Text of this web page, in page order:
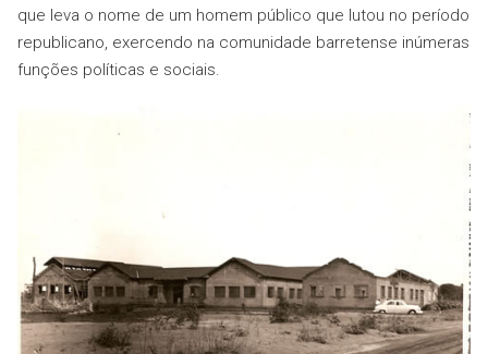
que leva o nome de um homem público que lutou no período
republicano, exercendo na comunidade barretense inúmeras
funções políticas e sociais.